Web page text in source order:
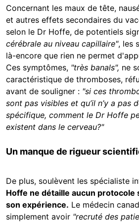
Concernant les maux de tête,
et autres effets secondaires du
selon le Dr Hoffe, de potentiels
cérébrale au niveau capillaire", les
là-encore que rien ne permet
Ces symptômes, "très banals", ne
caractéristique de thromboses,
avant de souligner : "si ces
sont pas visibles et qu’il n’y a pas
spécifique, comment le Dr Hoffe
existent dans le cerveau?"
Un manque de rigueur
De plus, soulèvent les spécialiste
Hoffe ne détaille aucun
son expérience. Le médecin
simplement avoir "recruté des